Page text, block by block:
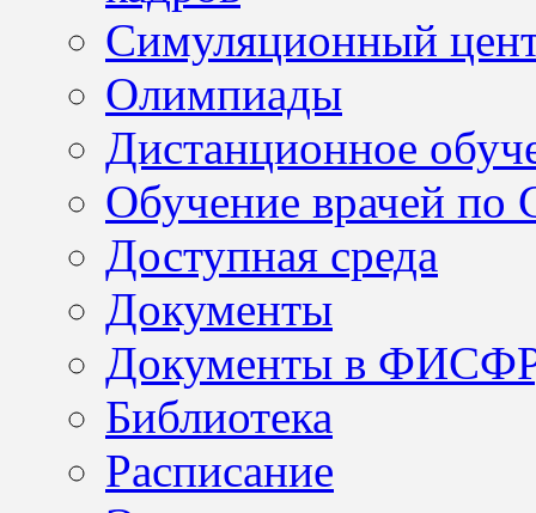
Симуляционный
Олимпиады
Дистанционное
Обучение врачей по
Доступная среда
Документы
Документы в
Библиотека
Расписание